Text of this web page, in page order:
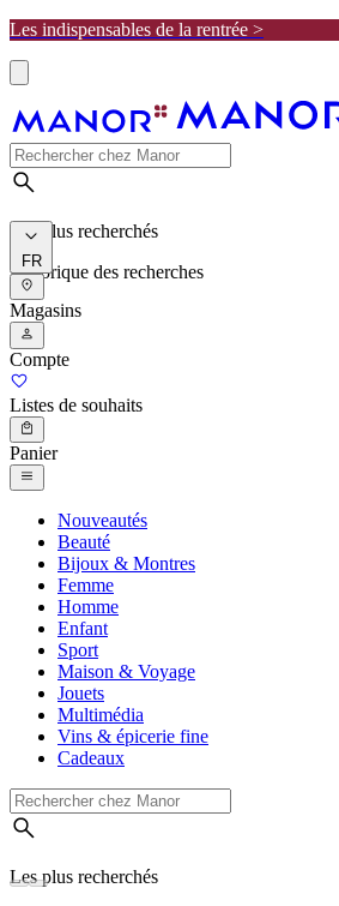
Les indispensables de la rentrée >
Les plus recherchés
Historique des recherches
FR
Magasins
Compte
Listes de souhaits
Panier
Nouveautés
Beauté
Bijoux & Montres
Femme
Homme
Enfant
Sport
Maison & Voyage
Jouets
Multimédia
Vins & épicerie fine
Cadeaux
Les plus recherchés